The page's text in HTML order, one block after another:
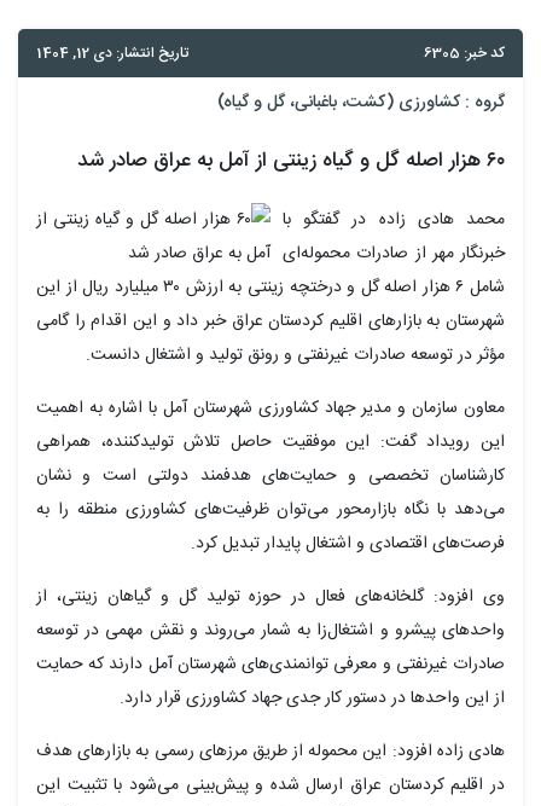
کد خبر: 6305 تاریخ انتشار: دی 12, 1404
گروه : کشاورزی (کشت، باغبانی، گل و گیاه)
۶۰ هزار اصله گل و گیاه زینتی از آمل به عراق صادر شد
محمد هادی زاده در گفتگو با
خبرنگار مهر از صادرات محموله‌ای
شامل ۶ هزار اصله گل و درختچه زینتی به ارزش ۳۰ میلیارد ریال از این
شهرستان به بازارهای اقلیم کردستان عراق خبر داد و این اقدام را گامی
مؤثر در توسعه صادرات غیرنفتی و رونق تولید و اشتغال دانست.
معاون سازمان و مدیر جهاد کشاورزی شهرستان آمل با اشاره به اهمیت
این رویداد گفت: این موفقیت حاصل تلاش تولیدکننده، همراهی
کارشناسان تخصصی و حمایت‌های هدفمند دولتی است و نشان
می‌دهد با نگاه بازارمحورمی‌توان ظرفیت‌های کشاورزی منطقه را به
فرصت‌های اقتصادی و اشتغال پایدار تبدیل کرد.
وی افزود: گلخانه‌های فعال در حوزه تولید گل و گیاهان زینتی، از
واحدهای پیشرو و اشتغال‌زا به شمار می‌روند و نقش مهمی در توسعه
صادرات غیرنفتی و معرفی توانمندی‌های شهرستان آمل دارند که حمایت
از این واحدها در دستور کار جدی جهاد کشاورزی قرار دارد.
هادی زاده افزود: این محموله از طریق مرزهای رسمی به بازارهای هدف
در اقلیم کردستان عراق ارسال شده و پیش‌بینی می‌شود با تثبیت این